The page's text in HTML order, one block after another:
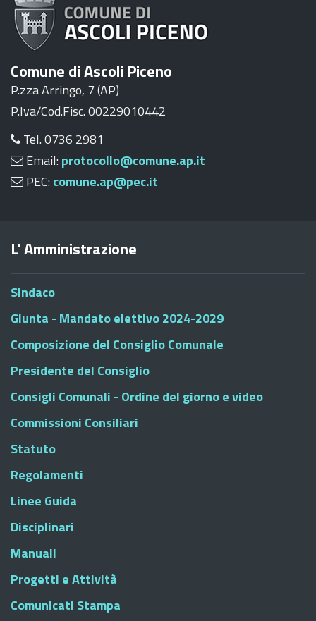
Comune di Ascoli Piceno
P.zza Arringo, 7 (AP)
P.Iva/Cod.Fisc. 00229010442
Tel. 0736 2981
Email: protocollo@comune.ap.it
PEC: comune.ap@pec.it
L' Amministrazione
Sindaco
Giunta - Mandato elettivo 2024-2029
Composizione del Consiglio Comunale
Presidente del Consiglio
Consigli Comunali - Ordine del giorno e video
Commissioni Consiliari
Statuto
Regolamenti
Linee Guida
Disciplinari
Manuali
Progetti e Attività
Comunicati Stampa